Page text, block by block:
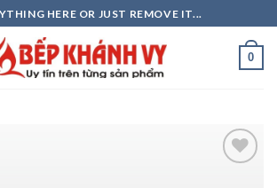
HERE OR JUST REMOVE IT...
0